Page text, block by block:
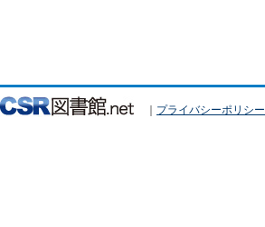
｜ プライバシーポリシー